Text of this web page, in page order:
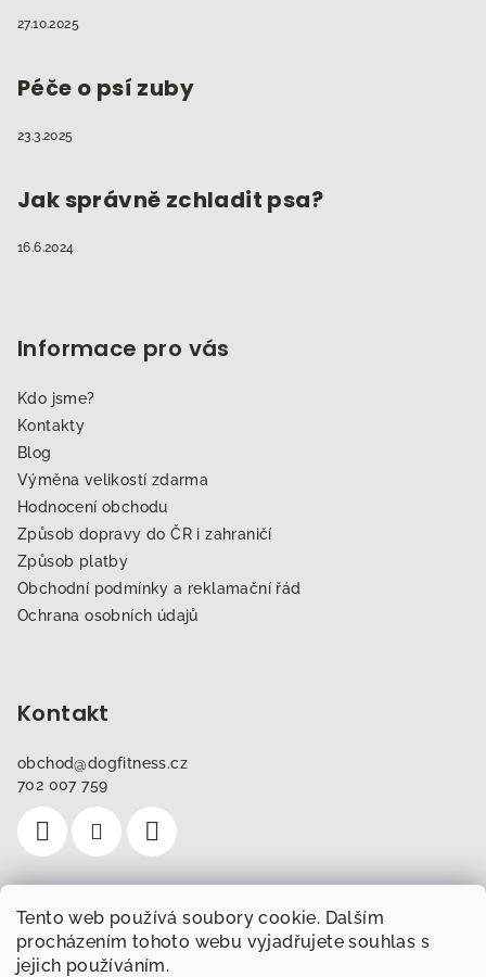
Tento web používá soubory cookie. Dalším
procházením tohoto webu vyjadřujete souhlas s
jejich používáním.
27.10.2025
Péče o psí zuby
23.3.2025
Jak správně zchladit psa?
16.6.2024
Informace pro vás
Kdo jsme?
Kontakty
Blog
Výměna velikostí zdarma
Hodnocení obchodu
Způsob dopravy do ČR i zahraničí
Způsob platby
Obchodní podmínky a reklamační řád
Ochrana osobních údajů
Kontakt
obchod@dogfitness.cz
702 007 759
Instagram